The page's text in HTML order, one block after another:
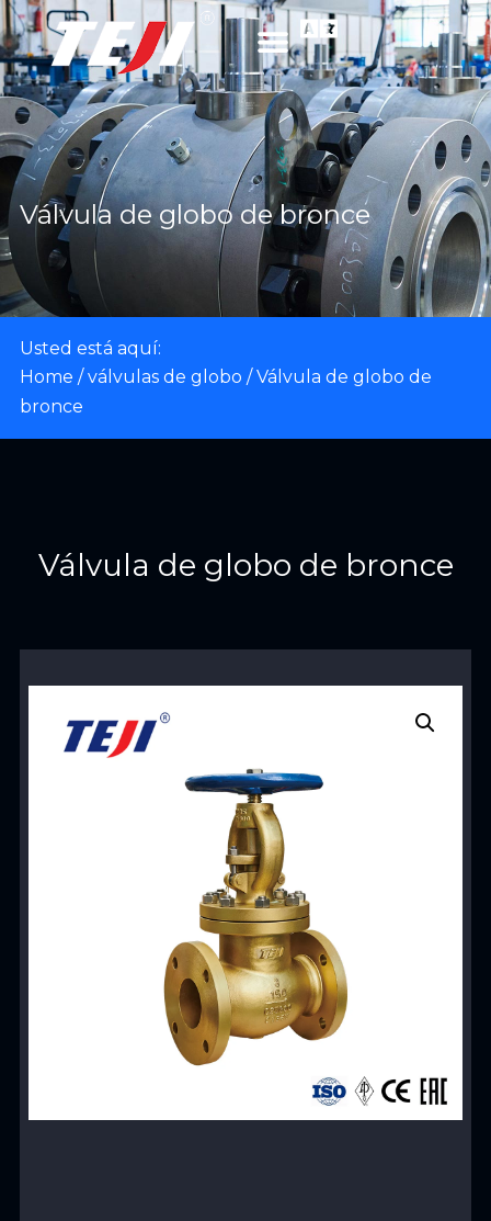
Válvula de globo de bronce
Usted está aquí:
Home /válvulas de globo / Válvula de globo de
bronce
Válvula de globo de bronce